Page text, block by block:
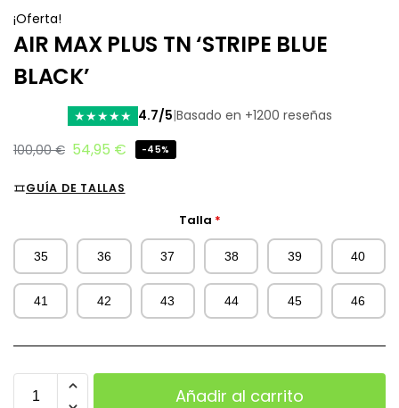
¡Oferta!
AIR MAX PLUS TN ‘STRIPE BLUE
BLACK’
★★★★★ 4.7/5|Basado en +1200 reseñas
100,00€ 54,95 € -45%
GUÍA DE TALLAS
Talla *
35 36 37 38 39 40
41 42 43 44 45 46
Añadir al carrito